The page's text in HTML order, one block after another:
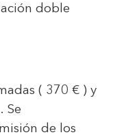
doble
( 370 € ) y
Se
de los